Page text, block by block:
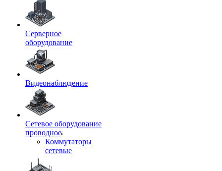
Серверное
оборудование
Видеонаблюдение
Сетевое оборудование
проводное
Коммутаторы
сетевые